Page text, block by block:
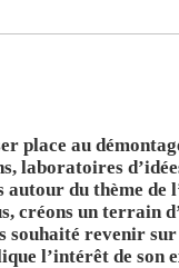
place au
laboratoires
autour du thème de
créons un terrain
souhaité revenir
l’intérêt de son